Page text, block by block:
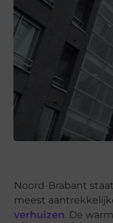
Noord-Brabant
meest
verhuizen. De